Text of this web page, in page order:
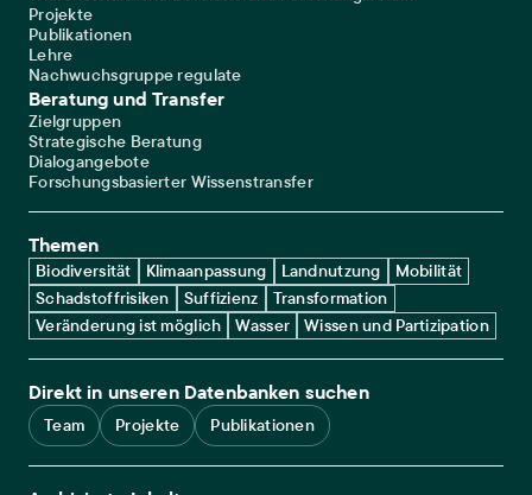
Projekte
Publikationen
Lehre
Nachwuchsgruppe regulate
Beratung und Transfer
Zielgruppen
Strategische Beratung
Dialogangebote
Forschungsbasierter Wissenstransfer
Themen
Biodiversität Klimaanpassung Landnutzung
Mobilität
Schadstoffrisiken
Suffizienz
Transformation
Veränderung ist möglich
Wasser Wissen und Partizipation
Direkt in unseren Datenbanken suchen
Team Projekte Publikationen